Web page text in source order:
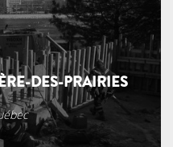
DES-PRAIRIES